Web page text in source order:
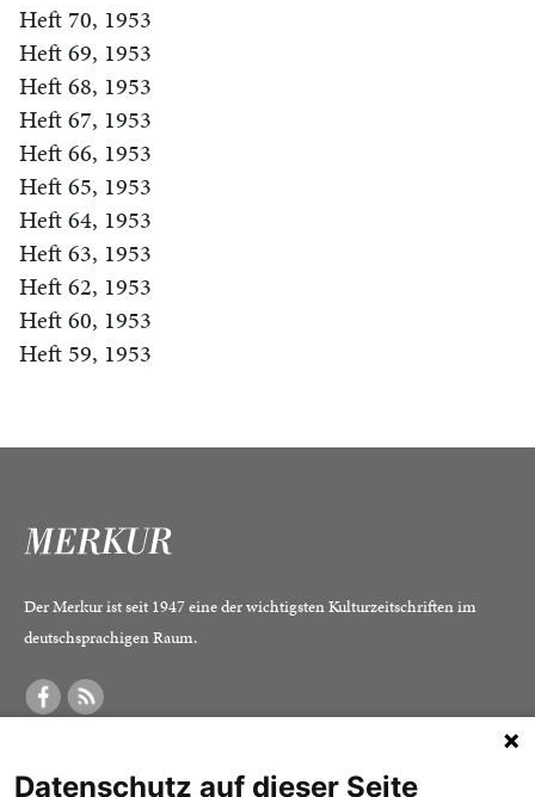
Heft 70, 1953
Heft 69, 1953
Heft 68, 1953
Heft 67, 1953
Heft 66, 1953
Heft 65, 1953
Heft 64, 1953
Heft 63, 1953
Heft 62, 1953
Heft 60, 1953
Heft 59, 1953
Der Merkur ist seit 1947 eine der wichtigsten Kulturzeitschriften im
deutschsprachigen Raum.
Was ist der Merkur? Alle Abos im Überblick Impressum
Datenschutz auf dieser Seite